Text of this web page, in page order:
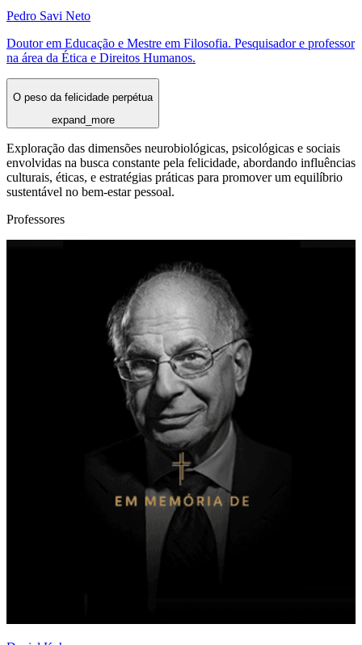
Pedro Savi Neto
Doutor em Educação e Mestre em Filosofia. Pesquisador e professor
na área da Ética e Direitos Humanos.
O peso da felicidade perpétua
expand_more
Exploração das dimensões neurobiológicas, psicológicas e sociais
envolvidas na busca constante pela felicidade, abordando influências
culturais, éticas, e estratégias práticas para promover um equilíbrio
sustentável no bem-estar pessoal.
Professores